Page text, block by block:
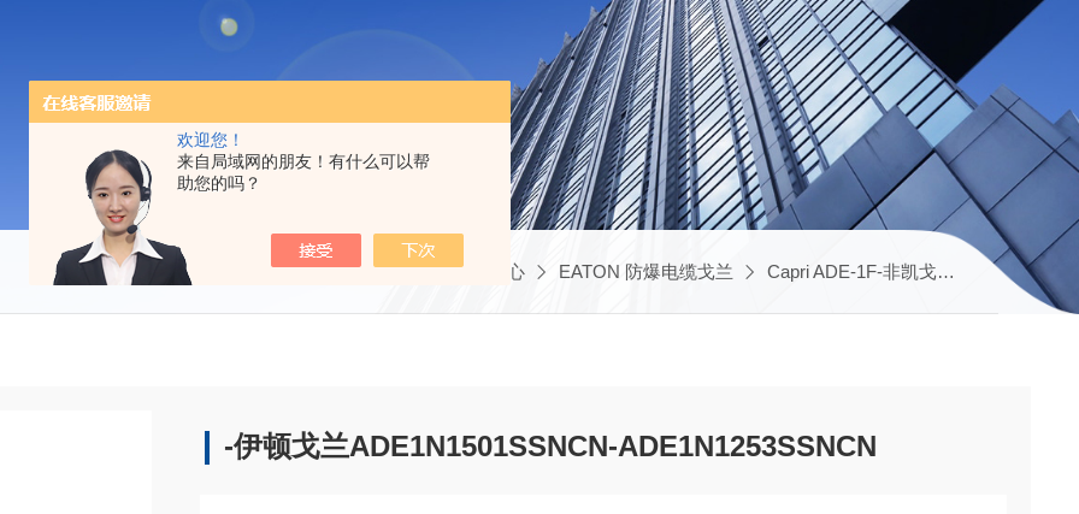
欢迎您！
来自局域网的朋友！有什么可以帮
助您的吗？
当前位置：首页 产品中心 EATON 防爆电缆戈兰 Capri ADE-1F-非凯戈兰
-伊顿戈兰ADE1N1501SSNCN-ADE1N1253SSNCN